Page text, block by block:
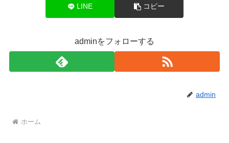
LINE コピー
adminをフォローする
admin
ホーム